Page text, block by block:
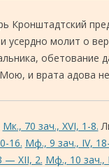
Кронштадтский
усердно молит о
обетование
и врата адова
Мк., 70 зач., XVI, 1-8.
16. Мф., 9 зач., IV,
— XII, 2. Мф., 10 зач.,